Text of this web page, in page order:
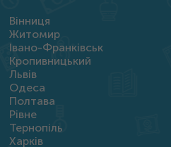
Вінниця
Житомир
Івано-Франківськ
Кропивницький
Львів
Одеса
Полтава
Рівне
Тернопіль
Харків